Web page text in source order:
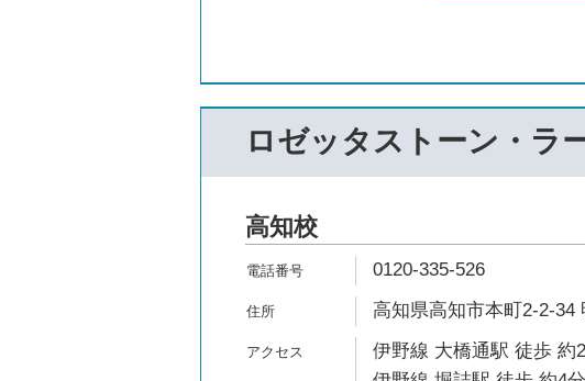
ロゼッタストーン・ラ
高知校
0120-335-526
高知県高知市本町2-2-34
伊野線 大橋通駅 徒歩 約